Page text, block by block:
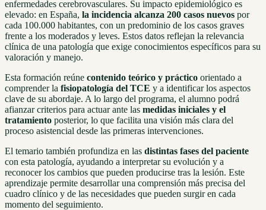
enfermedades cerebrovasculares. Su impacto epidemiológico es
elevado: en España, la incidencia alcanza 200 casos nuevos por
cada 100.000 habitantes, con un predominio de los casos graves
frente a los moderados y leves. Estos datos reflejan la relevancia
clínica de una patología que exige conocimientos específicos para su
valoración y manejo.
Esta formación reúne contenido teórico y práctico orientado a
comprender la fisiopatología del TCE y a identificar los aspectos
clave de su abordaje. A lo largo del programa, el alumno podrá
afianzar criterios para actuar ante las medidas iniciales y el
tratamiento posterior, lo que facilita una visión más clara del
proceso asistencial desde las primeras intervenciones.
El temario también profundiza en las distintas fases del paciente
con esta patología, ayudando a interpretar su evolución y a
reconocer los cambios que pueden producirse tras la lesión. Este
aprendizaje permite desarrollar una comprensión más precisa del
cuadro clínico y de las necesidades que pueden surgir en cada
momento del seguimiento.